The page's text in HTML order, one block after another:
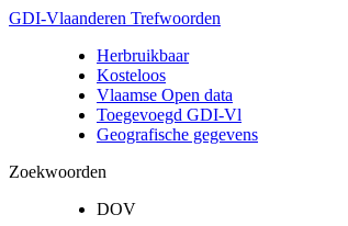
GDI-Vlaanderen Trefwoorden
Herbruikbaar
Kosteloos
Vlaamse Open data
Toegevoegd GDI-Vl
Geografische gegevens
Zoekwoorden
DOV